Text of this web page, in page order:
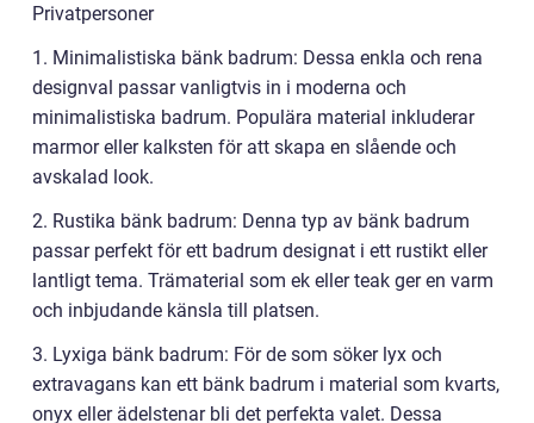
Privatpersoner
1. Minimalistiska bänk badrum: Dessa enkla och rena
designval passar vanligtvis in i moderna och
minimalistiska badrum. Populära material inkluderar
marmor eller kalksten för att skapa en slående och
avskalad look.
2. Rustika bänk badrum: Denna typ av bänk badrum
passar perfekt för ett badrum designat i ett rustikt eller
lantligt tema. Trämaterial som ek eller teak ger en varm
och inbjudande känsla till platsen.
3. Lyxiga bänk badrum: För de som söker lyx och
extravagans kan ett bänk badrum i material som kvarts,
onyx eller ädelstenar bli det perfekta valet. Dessa